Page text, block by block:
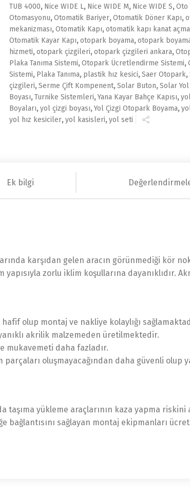
TUB 4000, Nice WIDE L, Nice WIDE M, Nice WIDE S,Oto
Otomasyonu,Otomatik Bariyer,Otomatik Döner Kapı,
mekanizması,Otomatik Kapı,otomatik kapı kanat
Otomatik Kayar Kapı,otopark boyama,otopark
hizmeti,otopark çizgileri,otopark çizgileri ankara,
Plaka Tanıma Sistemi,Otopark Ücretlendirme Sistemi,
Sistemi, Plaka Tanıma, plastik hız kesici,Saer Otopark,
çizgileri,Serme Çift Kompenent,Solar Buton,Solar
Boyası,Turnike Sistemleri,Yana Kayar Bahçe Kapısı,
Boyaları,yol çizgi boyası,Yol Çizgi Otopark Boyama,
yol hız kesiciler,yol kasisleri,yol seti
Ek bilgi
karşıdan gelen aracın görünmediği kör
zorlu iklim koşullarına dayanıklıdır.
olup montaj ve nakliye kolaylığı
akrilik malzemeden üretilmektedir.
mukavemeti daha fazladır.
parçaları oluşmayacağından daha güvenli olup
taşıma yükleme araçlarının kaza yapma riskini
bağlantısını sağlayan montaj ekipmanları